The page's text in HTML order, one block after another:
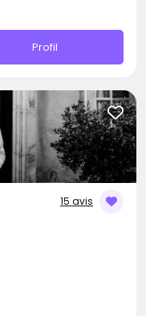
Profil
15 avis